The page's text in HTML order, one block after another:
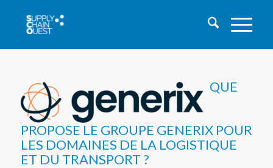
QUE
PROPOSE LE GROUPE GENERIX POUR
LES DOMAINES DE LA LOGISTIQUE
ET DU TRANSPORT ?